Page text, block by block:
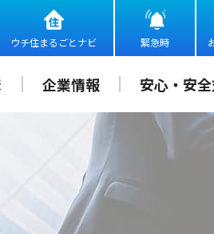
ウチ住まるごとナビ 緊急時
企業情報 安心・安